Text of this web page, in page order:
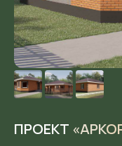
ПРОЕКТ «АРК